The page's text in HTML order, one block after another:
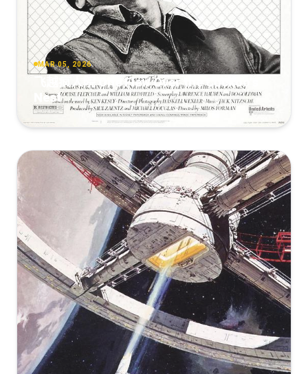
MAR 05, 2026
飞越疯人院 One Flew Over the Cuckoo's
Nest